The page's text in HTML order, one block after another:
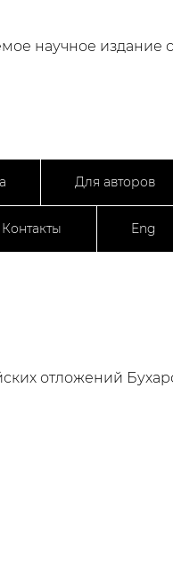
научное издание
Для авторов
Контакты Eng
отложений